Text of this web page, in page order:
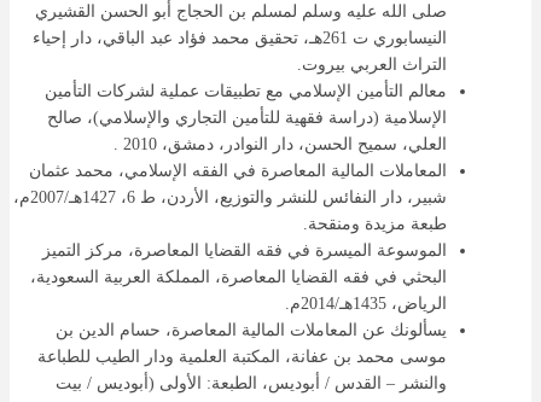
صلى الله عليه وسلم لمسلم بن الحجاج أبو الحسن القشيري
النيسابوري ت 261هـ، تحقيق محمد فؤاد عبد الباقي، دار إحياء
التراث العربي بيروت.
معالم التأمين الإسلامي مع تطبيقات عملية لشركات التأمين
الإسلامية (دراسة فقهية للتأمين التجاري والإسلامي)، صالح
العلي، سميح الحسن، دار النوادر، دمشق، 2010 .
المعاملات المالية المعاصرة في الفقه الإسلامي، محمد عثمان
شبير، دار النفائس للنشر والتوزيع، الأردن، ط 6، 1427هـ/2007م،
طبعة مزيدة ومنقحة.
الموسوعة الميسرة في فقه القضايا المعاصرة، مركز التميز
البحثي في فقه القضايا المعاصرة، المملكة العربية السعودية،
الرياض، 1435هـ/2014م.
يسألونك عن المعاملات المالية المعاصرة، حسام الدين بن
موسى محمد بن عفانة، المكتبة العلمية ودار الطيب للطباعة
والنشر – القدس / أبوديس، الطبعة: الأولى (أبوديس / بيت